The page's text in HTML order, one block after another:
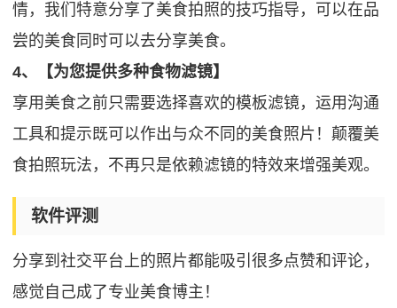
情，我们特意分享了美食拍照的技巧指导，可以在品
尝的美食同时可以去分享美食。
4、【为您提供多种食物滤镜】
享用美食之前只需要选择喜欢的模板滤镜，运用沟通
工具和提示既可以作出与众不同的美食照片！颠覆美
食拍照玩法，不再只是依赖滤镜的特效来增强美观。
软件评测
分享到社交平台上的照片都能吸引很多点赞和评论，
感觉自己成了专业美食博主！